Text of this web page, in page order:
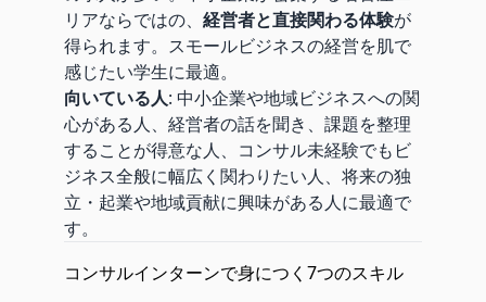
リアならではの、 経営者と直接関わる体験が
得られます。スモールビジネスの経営を肌で
感じたい学生に最適。
向いている人: 中小企業や地域ビジネスへの関
心がある人、経営者の話を聞き、課題を整理
することが得意な人、コンサル未経験でもビ
ジネス全般に幅広く関わりたい人、将来の独
立・起業や地域貢献に興味がある人に最適で
す。
コンサルインターンで身につく7つのスキル